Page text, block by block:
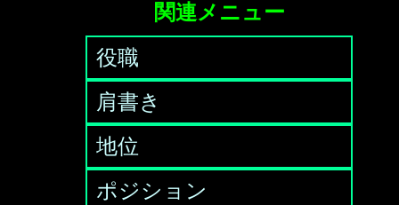
関連メニュー
役職
肩書き
地位
ポジション